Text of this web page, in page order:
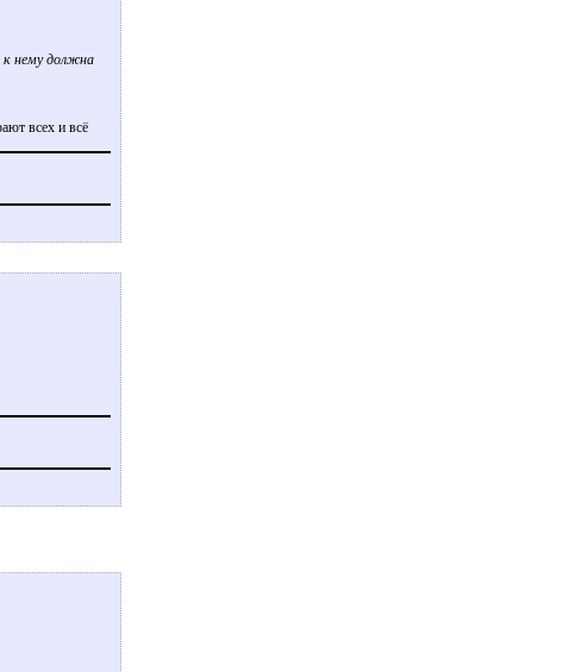
к нему должна
всех и всё